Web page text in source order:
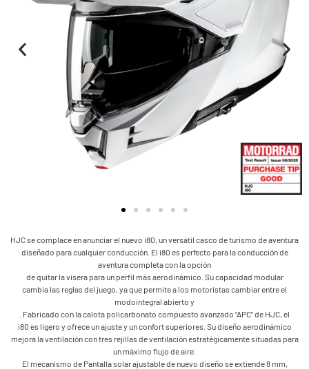
HJC se complace en anunciar el nuevo i80, un versátil casco de turismo de aventura
diseñado para cualquier conducción. El i80 es perfecto para la conducción de
aventura completa con la opción
de quitar la visera para un perfil más aerodinámico. Su capacidad modular
cambia las reglas del juego, ya que permite a los motoristas cambiar entre el
modointegral abierto y
. Fabricado con la calota policarbonato compuesto avanzado “APC” de HJC, el
i80 es ligero y ofrece un ajuste y un confort superiores. Su diseño aerodinámico
mejora la ventilación con tres rejillas de ventilación estratégicamente situadas para
un máximo flujo de aire.
El mecanismo de Pantalla solar ajustable de nuevo diseño se extiende 8 mm,